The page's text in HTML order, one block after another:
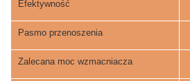
Efektywność
Pasmo przenoszenia
Zalecana moc wzmacniacza